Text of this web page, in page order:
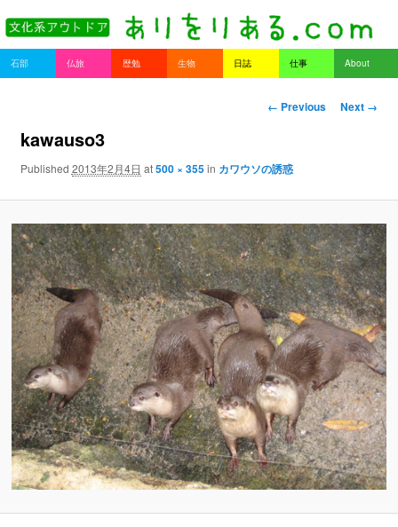
Main menu
Skip to primary content
Skip to secondary content
石部 仏旅 歴勉 生物 日誌 仕事 About
Image navigation
← Previous Next →
kawauso3
Published 2013年2月4日 at500 × 355in カワウソの誘惑